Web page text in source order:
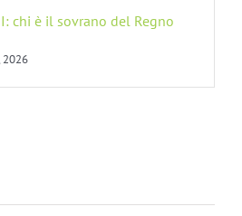
chi è il sovrano del Regno
2026